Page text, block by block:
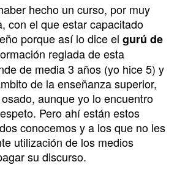
hecho un curso, por muy
con el que estar capacitado
porque así lo dice el gurú de
reglada de esta
de media 3 años (yo hice 5) y
de la enseñanza superior,
aunque yo lo encuentro
Pero ahí están estos
conocemos y a los que no les
utilización de los medios
su discurso.